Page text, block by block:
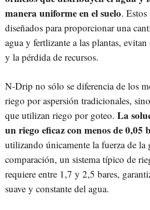
manera uniforme en el suelo. Estos
diseñados para proporcionar una
agua y fertlizante a las plantas, evitan
y la pérdida de recursos.
N-Drip no sólo se diferencia de los
riego por aspersión tradicionales,
que utilizan riego por goteo. La
un riego eficaz con menos de 0,05
utilizando únicamente la fuerza de la
comparación, un sistema típico de
requiere entre 1,7 y 2,5 bares,
suave y constante del agua.